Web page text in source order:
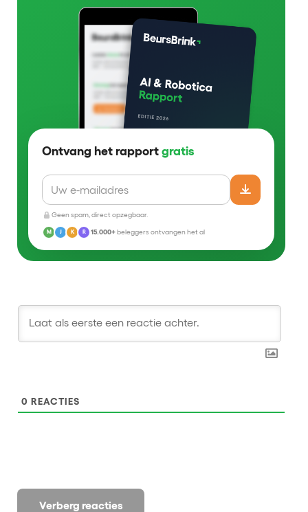
Ontvang het rapport gratis
Geen spam, direct opzegbaar.
M J K R 15.000+beleggers ontvangen het al
Verberg reacties
0 REACTIES